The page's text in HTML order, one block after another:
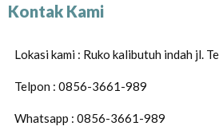
Kontak Kami
Lokasi kami : Ruko kalibutuh indah jl.
Telpon : 0856-3661-989
Whatsapp : 0856-3661-989